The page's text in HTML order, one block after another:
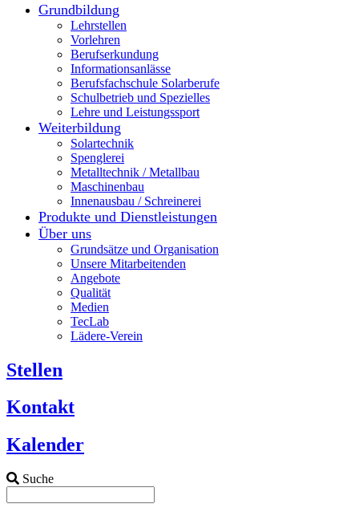
Grundbildung
Lehrstellen
Vorlehren
Berufserkundung
Informationsanlässe
Berufsfachschule Solarberufe
Schulbetrieb und Spezielles
Lehre und Leistungssport
Weiterbildung
Solartechnik
Spenglerei
Metalltechnik / Metallbau
Maschinenbau
Innenausbau / Schreinerei
Produkte und Dienstleistungen
Über uns
Grundsätze und Organisation
Unsere Mitarbeitenden
Angebote
Qualität
Medien
TecLab
Lädere-Verein
Stellen
Kontakt
Kalender
Suche